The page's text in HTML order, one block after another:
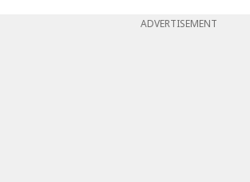
ADVERTISEMENT